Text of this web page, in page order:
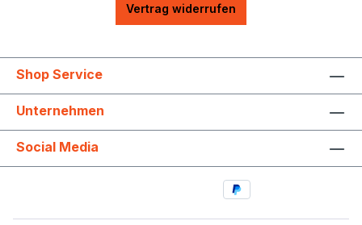
Vertrag widerrufen
Shop Service
Unternehmen
Social Media